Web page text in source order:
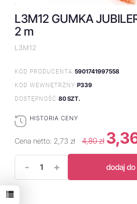
L3M12 GUMKA
2 m
L3M12
KOD PRODUCENTA:5901741997558
KOD WEWNĘTRZNY:P339
DOSTĘPNOŚĆ:80 SZT.
HISTORIA CENY
Cena netto: 2,73 zł 4,80 zł
- + dodaj